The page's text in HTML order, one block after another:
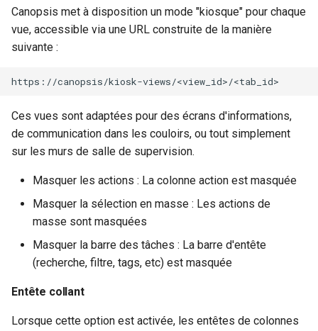
Canopsis met à disposition un mode "kiosque" pour chaque
vue, accessible via une URL construite de la manière
suivante :
Ces vues sont adaptées pour des écrans d'informations,
de communication dans les couloirs, ou tout simplement
sur les murs de salle de supervision.
Masquer les actions : La colonne action est masquée
Masquer la sélection en masse : Les actions de
masse sont masquées
Masquer la barre des tâches : La barre d'entête
(recherche, filtre, tags, etc) est masquée
Entête collant
Lorsque cette option est activée, les entêtes de colonnes